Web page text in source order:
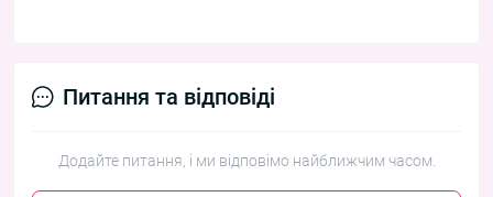
Питання та відповіді
Додайте питання, і ми відповімо найближчим часом.